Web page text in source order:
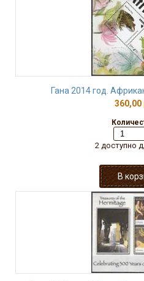
Гана 2014 год.
360,00
2 доступно